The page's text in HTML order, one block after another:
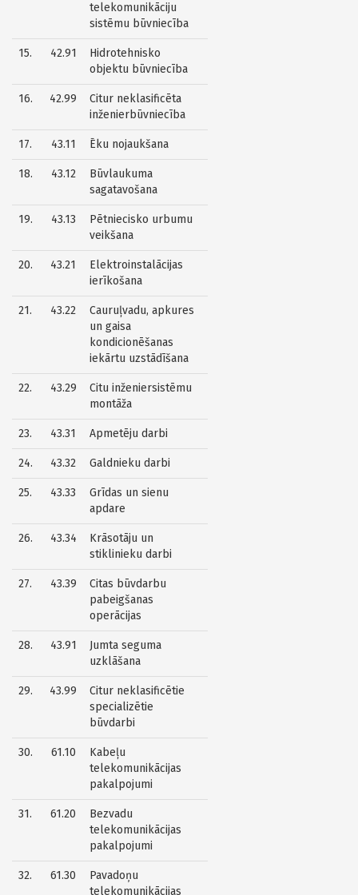
telekomunikāciju
sistēmu būvniecība
15. 42.91
Hidrotehnisko
objektu būvniecība
16. 42.99
Citur neklasificēta
inženierbūvniecība
17. 43.11 Ēku nojaukšana
18. 43.12
Būvlaukuma
sagatavošana
19. 43.13
Pētniecisko urbumu
veikšana
20. 43.21
Elektroinstalācijas
ierīkošana
21. 43.22
Cauruļvadu, apkures
un gaisa
kondicionēšanas
iekārtu uzstādīšana
22. 43.29
Citu inženiersistēmu
montāža
23. 43.31 Apmetēju darbi
24. 43.32 Galdnieku darbi
25. 43.33
Grīdas un sienu
apdare
26. 43.34
Krāsotāju un
stiklinieku darbi
27. 43.39
Citas būvdarbu
pabeigšanas
operācijas
28. 43.91
Jumta seguma
uzklāšana
29. 43.99
Citur neklasificētie
specializētie
būvdarbi
30. 61.10
Kabeļu
telekomunikācijas
pakalpojumi
31. 61.20
Bezvadu
telekomunikācijas
pakalpojumi
32. 61.30
Pavadoņu
telekomunikācijas